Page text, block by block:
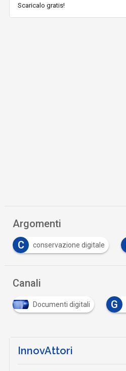
Scaricalo gratis!
Argomenti
C
conservazione digitale
Canali
Documenti digitali G
InnovAttori